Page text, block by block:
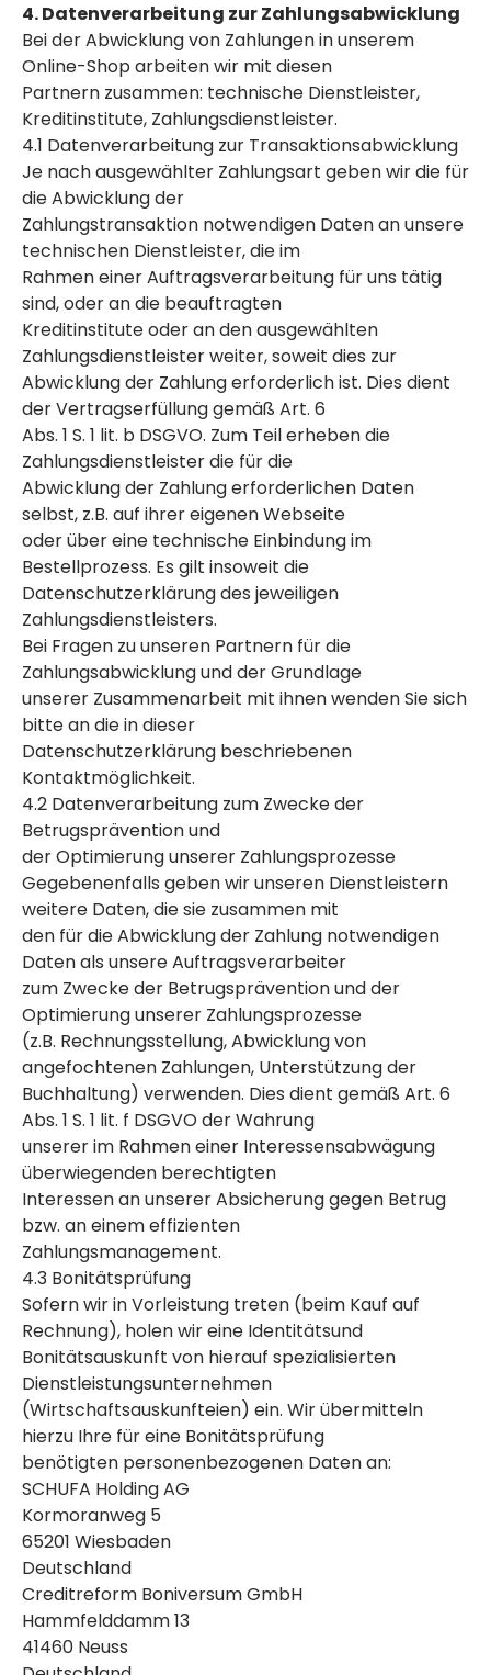
4. Datenverarbeitung zur Zahlungsabwicklung
Bei der Abwicklung von Zahlungen in unserem
Online-Shop arbeiten wir mit diesen
Partnern zusammen: technische Dienstleister,
Kreditinstitute, Zahlungsdienstleister.
4.1 Datenverarbeitung zur Transaktionsabwicklung
Je nach ausgewählter Zahlungsart geben wir die für
die Abwicklung der
Zahlungstransaktion notwendigen Daten an unsere
technischen Dienstleister, die im
Rahmen einer Auftragsverarbeitung für uns tätig
sind, oder an die beauftragten
Kreditinstitute oder an den ausgewählten
Zahlungsdienstleister weiter, soweit dies zur
Abwicklung der Zahlung erforderlich ist. Dies dient
der Vertragserfüllung gemäß Art. 6
Abs. 1 S. 1 lit. b DSGVO. Zum Teil erheben die
Zahlungsdienstleister die für die
Abwicklung der Zahlung erforderlichen Daten
selbst, z.B. auf ihrer eigenen Webseite
oder über eine technische Einbindung im
Bestellprozess. Es gilt insoweit die
Datenschutzerklärung des jeweiligen
Zahlungsdienstleisters.
Bei Fragen zu unseren Partnern für die
Zahlungsabwicklung und der Grundlage
unserer Zusammenarbeit mit ihnen wenden Sie sich
bitte an die in dieser
Datenschutzerklärung beschriebenen
Kontaktmöglichkeit.
4.2 Datenverarbeitung zum Zwecke der
Betrugsprävention und
der Optimierung unserer Zahlungsprozesse
Gegebenenfalls geben wir unseren Dienstleistern
weitere Daten, die sie zusammen mit
den für die Abwicklung der Zahlung notwendigen
Daten als unsere Auftragsverarbeiter
zum Zwecke der Betrugsprävention und der
Optimierung unserer Zahlungsprozesse
(z.B. Rechnungsstellung, Abwicklung von
angefochtenen Zahlungen, Unterstützung der
Buchhaltung) verwenden. Dies dient gemäß Art. 6
Abs. 1 S. 1 lit. f DSGVO der Wahrung
unserer im Rahmen einer Interessensabwägung
überwiegenden berechtigten
Interessen an unserer Absicherung gegen Betrug
bzw. an einem effizienten
Zahlungsmanagement.
4.3 Bonitätsprüfung
Sofern wir in Vorleistung treten (beim Kauf auf
Rechnung), holen wir eine Identitätsund
Bonitätsauskunft von hierauf spezialisierten
Dienstleistungsunternehmen
(Wirtschaftsauskunfteien) ein. Wir übermitteln
hierzu Ihre für eine Bonitätsprüfung
benötigten personenbezogenen Daten an:
SCHUFA Holding AG
Kormoranweg 5
65201 Wiesbaden
Deutschland
Creditreform Boniversum GmbH
Hammfelddamm 13
41460 Neuss